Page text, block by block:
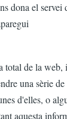
dona el servei
total de la web,
una sèrie de
d'elles, o
aquesta